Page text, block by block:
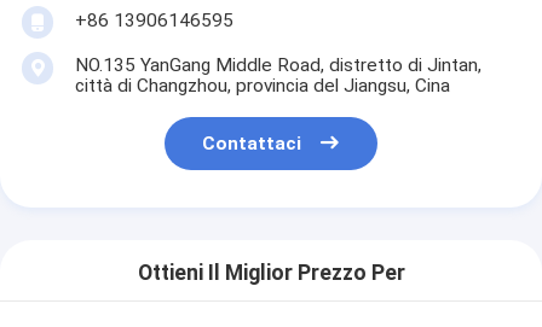
+86 13906146595
NO.135 YanGang Middle Road, distretto di Jintan,
città di Changzhou, provincia del Jiangsu, Cina
Contattaci
Ottieni Il Miglior Prezzo Per